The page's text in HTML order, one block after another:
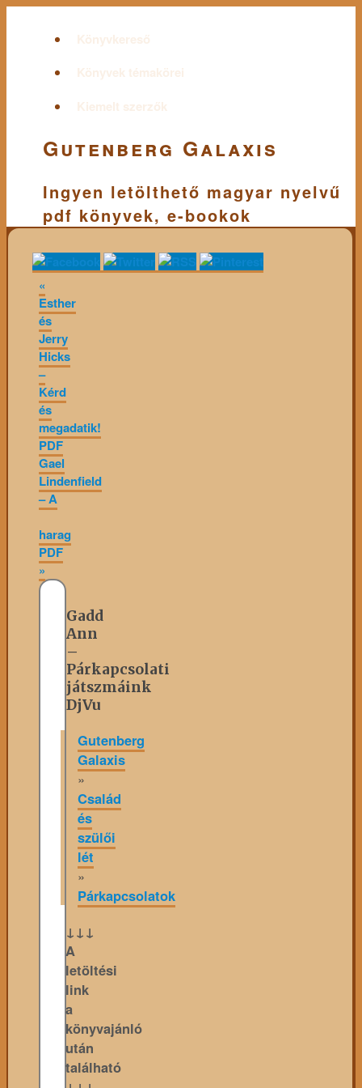
Könyvkereső
Könyvek témakörei
Kiemelt szerzők
Gutenberg Galaxis
Ingyen letölthető magyar nyelvű
pdf könyvek, e-bookok
«
Esther
és
Jerry
Hicks
–
Kérd
és
megadatik!
PDF
Gael
Lindenfield
– A
harag
PDF
»
Gadd
Ann
–
Párkapcsolati
játszmáink
DjVu
Gutenberg
Galaxis
»
Család
és
szülői
lét
»
Párkapcsolatok
↓↓↓
A
letöltési
link
a
könyvajánló
után
található